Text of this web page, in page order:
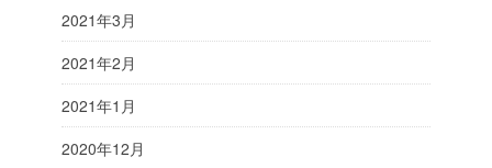
2021年3月
2021年2月
2021年1月
2020年12月